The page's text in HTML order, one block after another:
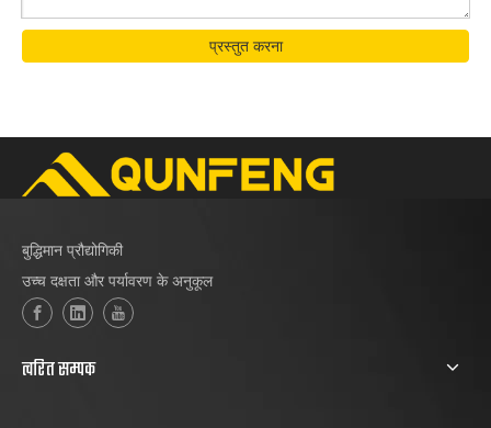
प्रस्तुत करना
बुद्धिमान प्रौद्योगिकी
उच्च दक्षता और पर्यावरण के अनुकूल
त्वरित सम्पक